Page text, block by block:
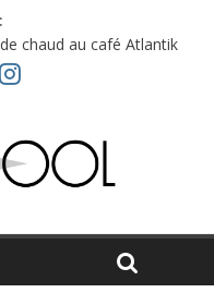
chaud au café Atlantik
émotions en hausse
entre chaleur et bonne
entre bière, métal et
du Professeur Puth